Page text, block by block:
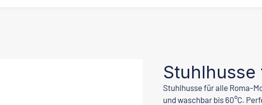
Stuhlhusse
Stuhlhusse für alle Roma-
und waschbar bis 60°C.